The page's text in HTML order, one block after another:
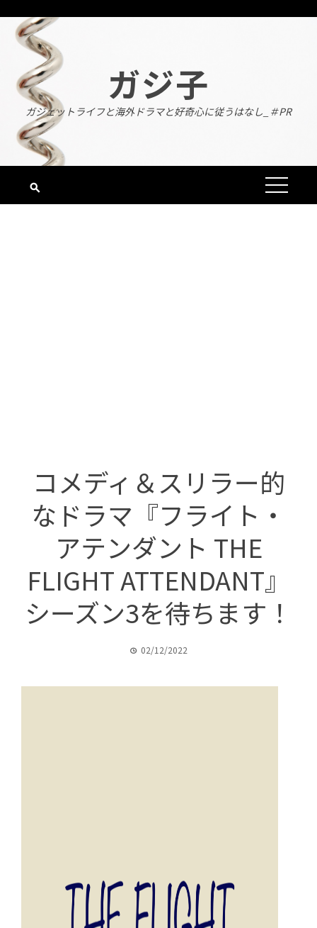
content
ガジ子
ガジェットライフと海外ドラマと好奇心に従うはなし_＃PR
コメディ＆スリラー的
なドラマ『フライト・
アテンダント THE
FLIGHT ATTENDANT』
シーズン3を待ちます！
02/12/2022